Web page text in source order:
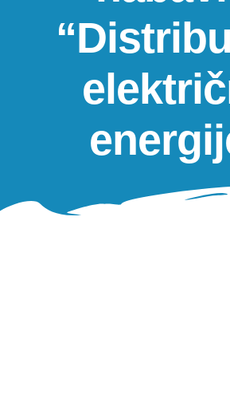
Oglasna ploča